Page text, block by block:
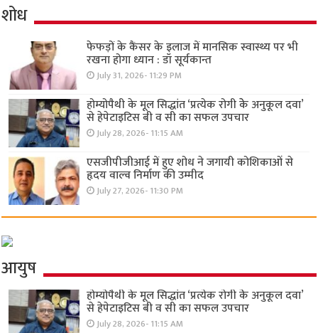
शोध
फेफड़ों के कैंसर के इलाज में मानसिक स्वास्थ्य पर भी
रखना होगा ध्यान : डॉ सूर्यकान्त
July 31, 2026- 11:29 PM
होम्योपैथी के मूल सिद्धांत ‘प्रत्येक रोगी केे अनुकूल दवा’
से हेपेटाइटिस बी व सी का सफल उपचार
July 28, 2026- 11:15 AM
एसजीपीजीआई में हुए शोध ने जगायी कोशिकाओं से
हृदय वाल्व निर्माण की उम्मीद
July 27, 2026- 11:30 PM
आयुष
होम्योपैथी के मूल सिद्धांत ‘प्रत्येक रोगी केे अनुकूल दवा’
से हेपेटाइटिस बी व सी का सफल उपचार
July 28, 2026- 11:15 AM